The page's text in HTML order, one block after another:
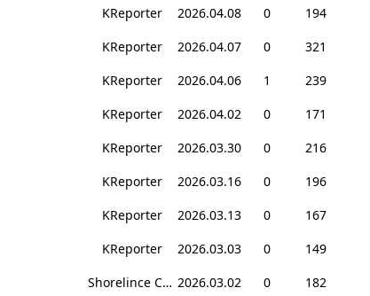
KReporter 2026.04.08 0
194
KReporter 2026.04.07 0
321
KReporter 2026.04.06 1
239
KReporter 2026.04.02 0
171
KReporter 2026.03.30 0
216
KReporter 2026.03.16 0
196
KReporter 2026.03.13 0
167
KReporter 2026.03.03 0
149
Shorelince Community College 2026.03.02 0
182